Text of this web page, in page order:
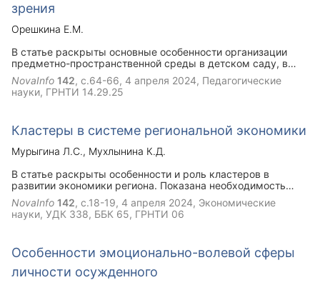
зрения
Орешкина Е.М.
В статье раскрыты основные особенности организации
предметно-пространственной среды в детском саду, в
том числе, и для детей с функциональными нарушениями
зрения. Целью работы стало создание
условий, необходимых для полноценного проживания
ориентиры: обеспечение эмоционального благополучия
доброжелательного и внимательного отношения детей к
(инициативности, автономии и ответственности), развитие
детских способностей, формирующихся в различных
видах деятельности. Грамотная реализация
взаимодействия специалистов дошкольного отделения и
адекватная организация образовательной среды
оптимистического отношения к жизни, сформировали
познавательные интересы, поощрили готовность к
сотрудничеству и поддержку другого в трудной ситуации,
то есть обеспечили успешную социализацию ребенка и
NovaInfo 142, с.64-66, 4 апреля 2024, Педагогические
науки, ГРНТИ 14.29.25
Кластеры в системе региональной экономики
Мурыгина Л.С.
Мухлынина К.Д.
В статье раскрыты особенности и роль кластеров в
развитии экономики региона. Показана необходимость
темы, которая доказывает важность формирования
кластеров и привлечение в регион инвестиций, развития
предпринимательства, внедрения инноваций. Выявлены
системах, также показаны пути их решения.
NovaInfo 142, с.18-19, 4 апреля 2024, Экономические
науки, УДК 338, ББК 65, ГРНТИ 06
Особенности эмоционально-волевой сферы
личности осужденного